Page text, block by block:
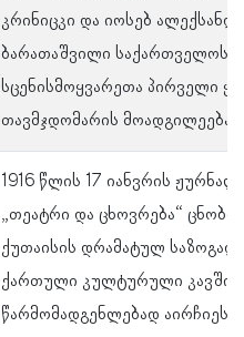
კრინიცკი და იოსებ
ბარათაშვილი საქართველოს
სცენისმოყვარეთა პირველი
თავმჯდომარის
1916 წლის 17 იანვრის
„თეატრი და ცხოვრება“
ქუთაისის დრამატულ
ქართული კულტურული
წარმომადგენლებად აირჩიეს: